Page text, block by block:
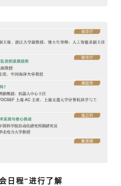
日程”进行了解